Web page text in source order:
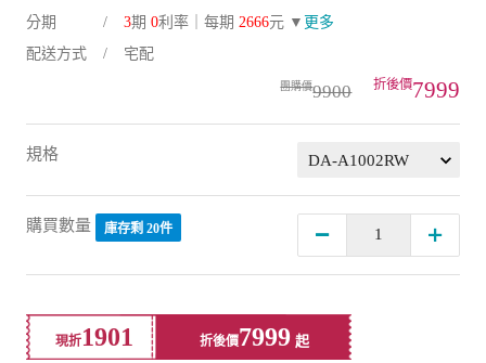
分期
3期 0利率｜每期 2666元 ▼ 更多
配送方式
宅配
9900 7999
規格
購買數量 庫存剩 20件
現折1901 折後價7999